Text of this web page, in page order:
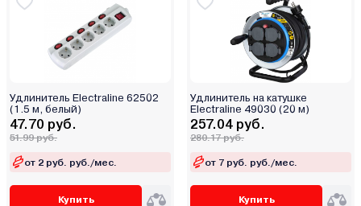
Удлинитель Electraline 62502
(1.5 м, белый)
47.70 руб.
51.99 руб.
от 2 руб. руб./мес.
Купить
Удлинитель на катушке
Electraline 49030 (20 м)
257.04 руб.
280.17 руб.
от 7 руб. руб./мес.
Купить